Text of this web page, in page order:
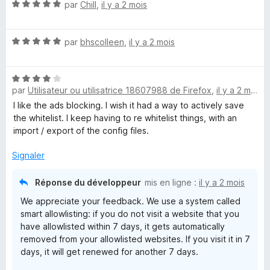
r1
r
N
é
u
r
5
par Chill il y a 2 mois
N
é
5
s
u
r
par bhscolleen il y a 2 mois
N
o
t
é
4
u
par Utilisateur ou utilisatrice 18607988 de Firefox il y a 2 mois
I like the ads blocking. I wish it had a way to actively save
the whitelist. I keep having to re whitelist things, with an
import / export of the config files.
Signaler
Réponse du développeur mis en ligne : il y a 2 mois
We appreciate your feedback. We use a system called
smart allowlisting: if you do not visit a website that you
have allowlisted within 7 days, it gets automatically
removed from your allowlisted websites. If you visit it in 7
days, it will get renewed for another 7 days.